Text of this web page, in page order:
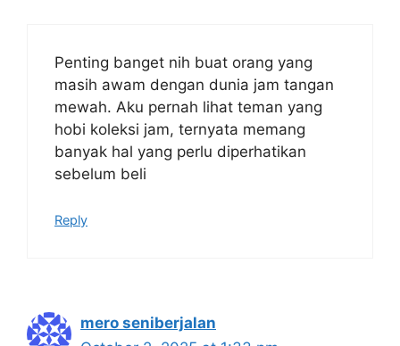
Penting banget nih buat orang yang
masih awam dengan dunia jam tangan
mewah. Aku pernah lihat teman yang
hobi koleksi jam, ternyata memang
banyak hal yang perlu diperhatikan
sebelum beli
Reply
mero seniberjalan